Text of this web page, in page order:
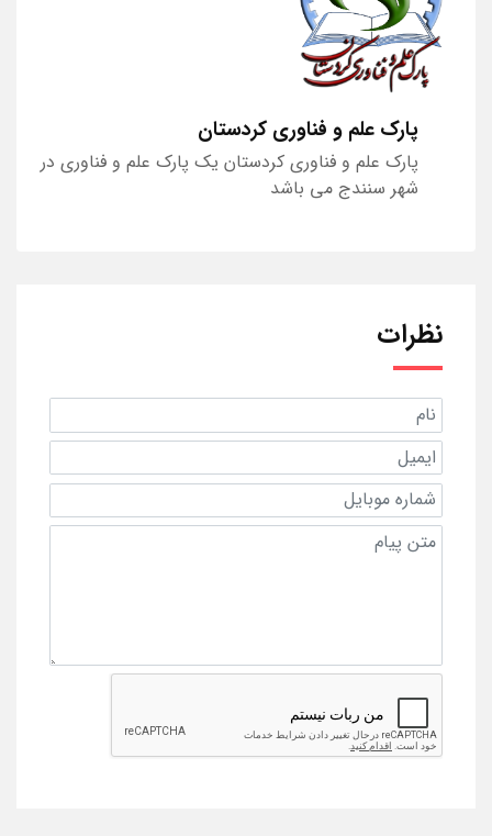
پارک علم و فناوری کردستان
پارک علم و فناوری کردستان یک پارک علم و فناوری در
شهر سنندج می باشد
نظرات